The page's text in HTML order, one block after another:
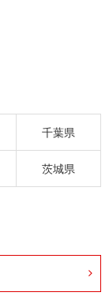
千葉県
茨城県